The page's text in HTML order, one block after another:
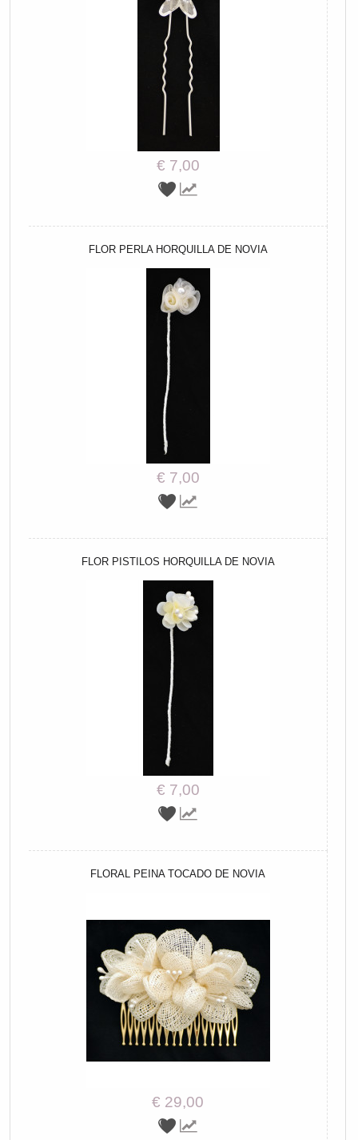
€ 7,00
FLOR PERLA HORQUILLA DE NOVIA
€ 7,00
FLOR PISTILOS HORQUILLA DE NOVIA
€ 7,00
FLORAL PEINA TOCADO DE NOVIA
€ 29,00